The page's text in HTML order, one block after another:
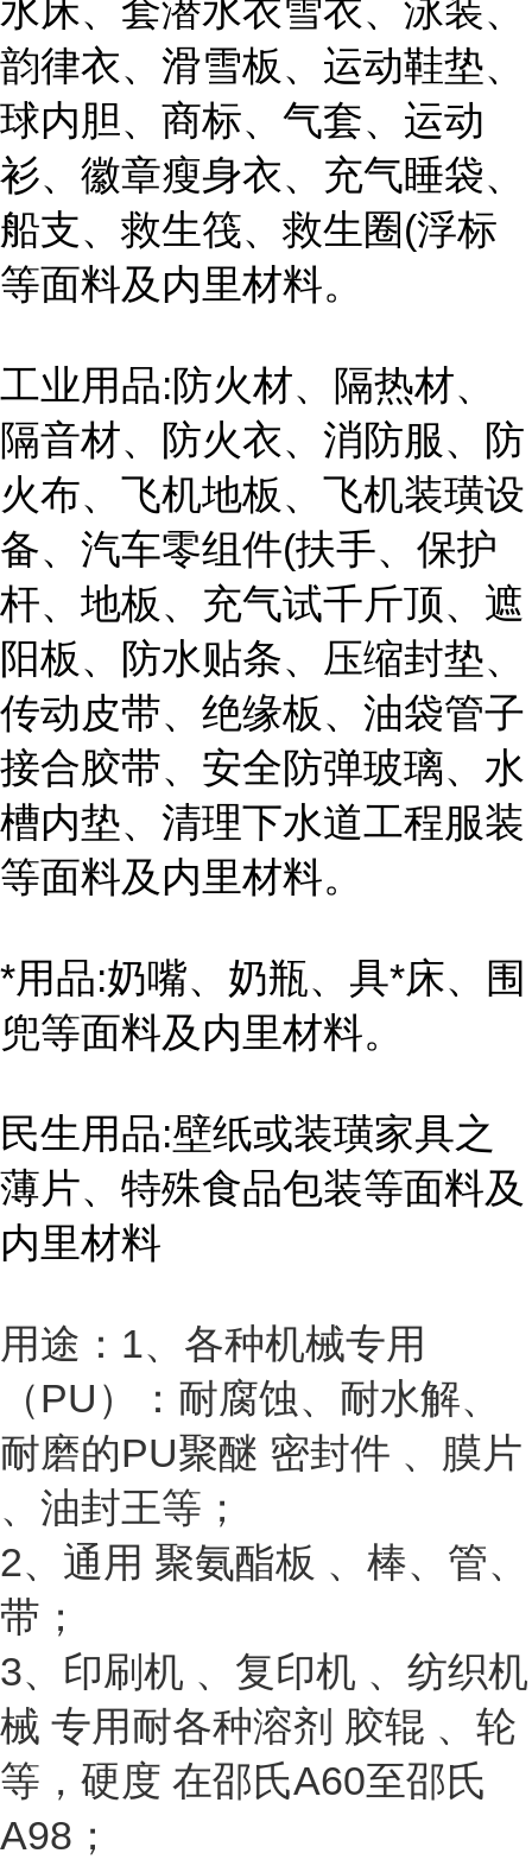
水床、套潜水衣雪衣、泳装、
韵律衣、滑雪板、运动鞋垫、
球内胆、商标、气套、运动
衫、徽章瘦身衣、充气睡袋、
船支、救生筏、救生圈(浮标
等面料及内里材料。
工业用品:防火材、隔热材、
隔音材、防火衣、消防服、防
火布、飞机地板、飞机装璜设
备、汽车零组件(扶手、保护
杆、地板、充气试千斤顶、遮
阳板、防水贴条、压缩封垫、
传动皮带、绝缘板、油袋管子
接合胶带、安全防弹玻璃、水
槽内垫、清理下水道工程服装
等面料及内里材料。
*用品:奶嘴、奶瓶、具*床、围
兜等面料及内里材料。
民生用品:壁纸或装璜家具之
薄片、特殊食品包装等面料及
内里材料
用途：1、各种机械专用
（PU）：耐腐蚀、耐水解、
耐磨的PU聚醚 密封件 、膜片
、油封王等；
2、通用 聚氨酯板 、棒、管、
带；
3、印刷机 、复印机 、纺织机
械 专用耐各种溶剂 胶辊 、轮
等，硬度 在邵氏A60至邵氏
A98；